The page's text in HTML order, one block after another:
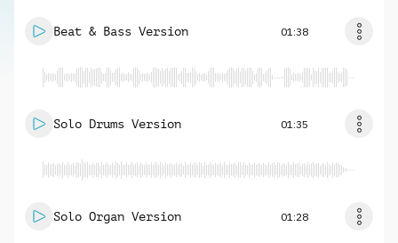
Beat & Bass Version 01:38
Solo Drums Version 01:35
Solo Organ Version 01:28